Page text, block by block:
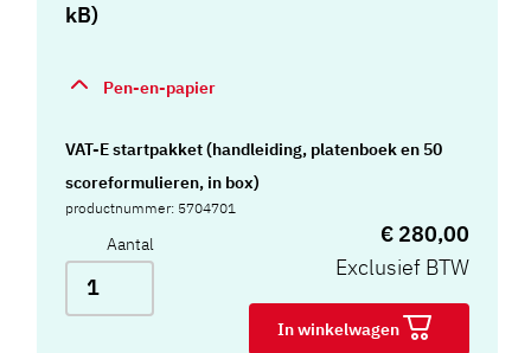
kB)
Pen-en-papier
VAT-E startpakket (handleiding, platenboek en 50
scoreformulieren, in box)
productnummer: 5704701
Aantal
€ 280,00
Exclusief BTW
In winkelwagen